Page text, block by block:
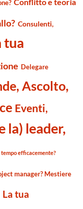
Conflitto e teoria
Consulenti,
tua
Delegare
Ascolto,
Eventi,
la) leader,
efficacemente?
manager? Mestiere
La tua